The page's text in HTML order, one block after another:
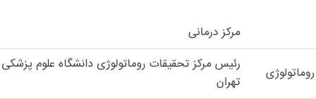
مرکز درمانی
رئیس مرکز تحقیقات روماتولوژی دانشگاه علوم پزشکی
تهران